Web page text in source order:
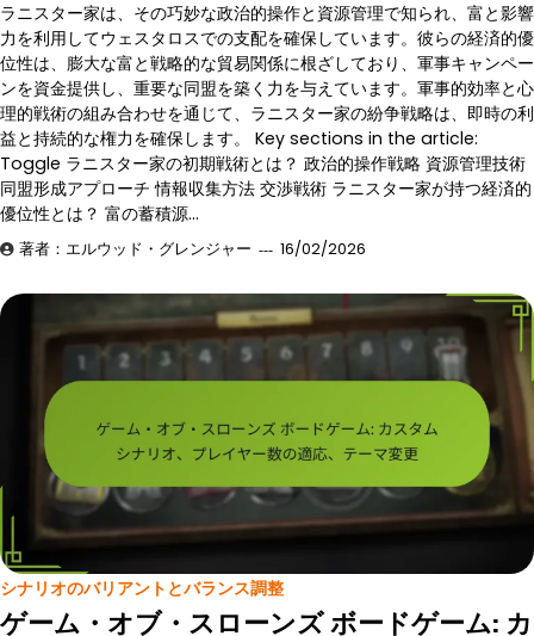
ラニスター家は、その巧妙な政治的操作と資源管理で知られ、富と影響
力を利用してウェスタロスでの支配を確保しています。彼らの経済的優
位性は、膨大な富と戦略的な貿易関係に根ざしており、軍事キャンペー
ンを資金提供し、重要な同盟を築く力を与えています。軍事的効率と心
理的戦術の組み合わせを通じて、ラニスター家の紛争戦略は、即時の利
益と持続的な権力を確保します。 Key sections in the article:
Toggle ラニスター家の初期戦術とは？ 政治的操作戦略 資源管理技術
同盟形成アプローチ 情報収集方法 交渉戦術 ラニスター家が持つ経済的
優位性とは？ 富の蓄積源…
著者：エルウッド・グレンジャー 16/02/2026
シナリオのバリアントとバランス調整
ゲーム・オブ・スローンズ ボードゲーム: カ